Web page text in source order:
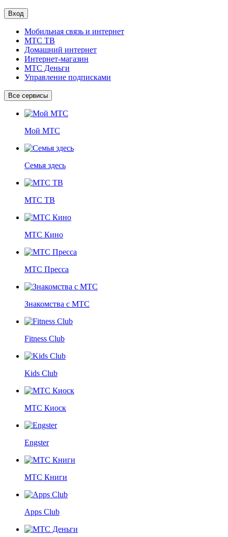
Вход
Мобильная связь и интернет
МТС ТВ
Домашний интернет
Интернет-магазин
МТС Деньги
Управление подписками
Все сервисы
Мой МТС
Семья здесь
МТС ТВ
МТС Кино
МТС Пресса
Знакомства с МТС
Fitness Club
Kids Club
МТС Киоск
Engster
МТС Книги
Apps Club